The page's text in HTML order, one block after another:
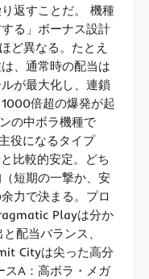
返すことだ。 機種
る」ボーナス設計
ど異なる。たとえ
、通常時の配当は
が最大化し、連鎖
倍超の爆発が起
の中ボラ機種で
役になるタイプ
比較的安定。どち
短期の一撃か、安
力で決まる。プロ
Playは分か
配当バランス、
Cityは尖った高分
スA：高ボラ・メガ